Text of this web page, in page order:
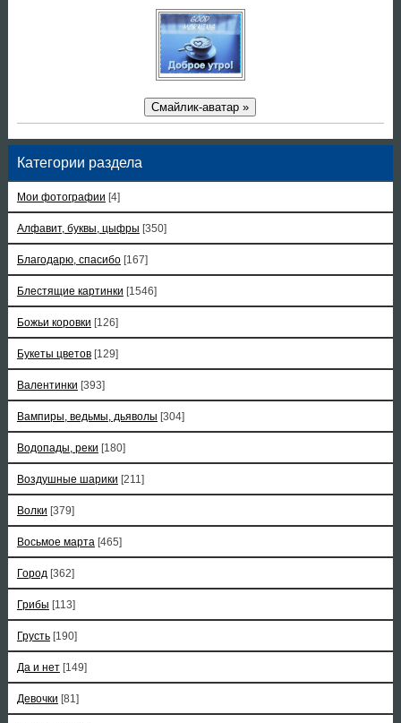
Смайлик-аватар »
Категории раздела
Мои фотографии [4]
Алфавит, буквы, цыфры [350]
Благодарю, спасибо [167]
Блестящие картинки [1546]
Божьи коровки [126]
Букеты цветов [129]
Валентинки [393]
Вампиры, ведьмы, дьяволы [304]
Водопады, реки [180]
Воздушные шарики [211]
Волки [379]
Восьмое марта [465]
Город [362]
Грибы [113]
Грусть [190]
Да и нет [149]
Девочки [81]